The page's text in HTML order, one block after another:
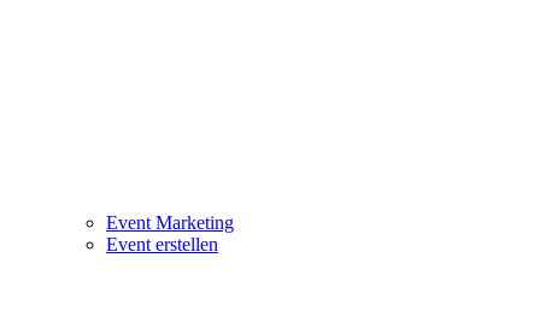
Event Marketing
Event erstellen